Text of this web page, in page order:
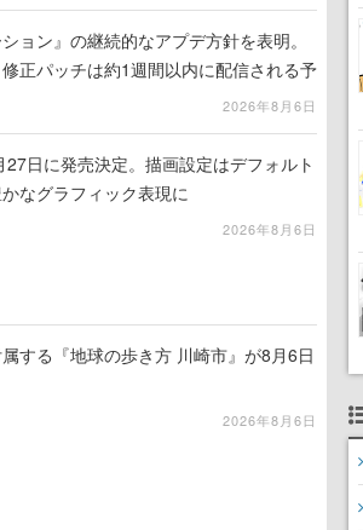
ョン』の継続的なアプデ方針を表明。
正パッチは約1週間以内に配信される予
2026年8月6日
日に発売決定。描画設定はデフォルト
なグラフィック表現に
2026年8月6日
する『地球の歩き方 川崎市』が8月6日
2026年8月6日